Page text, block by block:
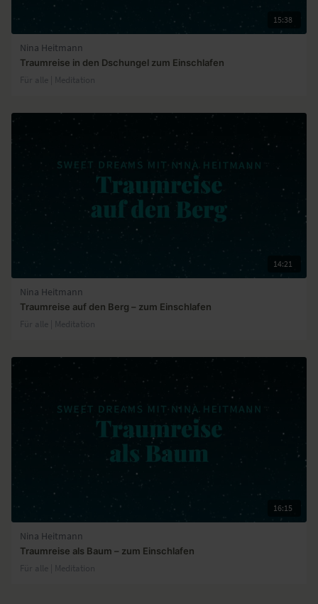
15:38
Nina Heitmann
Traumreise in den Dschungel zum Einschlafen
Für alle | Meditation
14:21
Nina Heitmann
Traumreise auf den Berg – zum Einschlafen
Für alle | Meditation
16:15
Nina Heitmann
Traumreise als Baum – zum Einschlafen
Für alle | Meditation